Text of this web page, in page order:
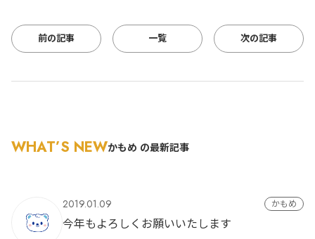
前の記事 一覧 次の記事
WHAT’S NEWかもめ の最新記事
2019.01.09 かもめ
今年もよろしくお願いいたします